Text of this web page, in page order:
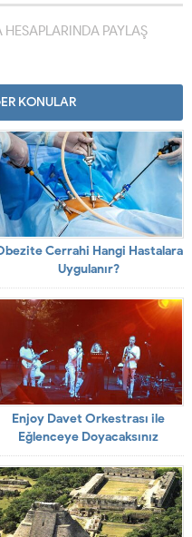
PAYLAŞ
KONULAR
Cerrahi Hangi Hastalara
Uygulanır?
Enjoy Davet Orkestrası ile
Eğlenceye Doyacaksınız